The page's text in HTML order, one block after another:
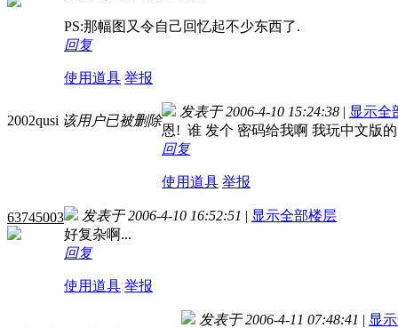
PS:那幅图又令自己回忆起不少东西了.
回复
使用道具 举报
2002qusi 该用户已被删除
发表于 2006-4-10 15:24:38 | 显示全
恩! 谁 发个 密码给我啊 我玩中文版
回复
使用道具 举报
63745003 发表于 2006-4-10 16:52:51 | 显示全部楼层
好复杂啊...
回复
使用道具 举报
发表于 2006-4-11 07:48:41 | 显